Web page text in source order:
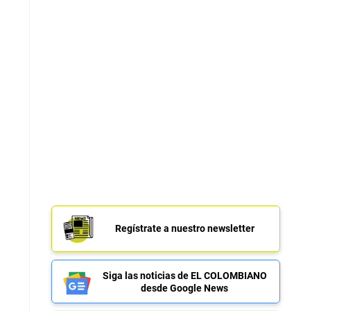
Regístrate a nuestro newsletter
Siga las noticias de EL COLOMBIANO
desde Google News